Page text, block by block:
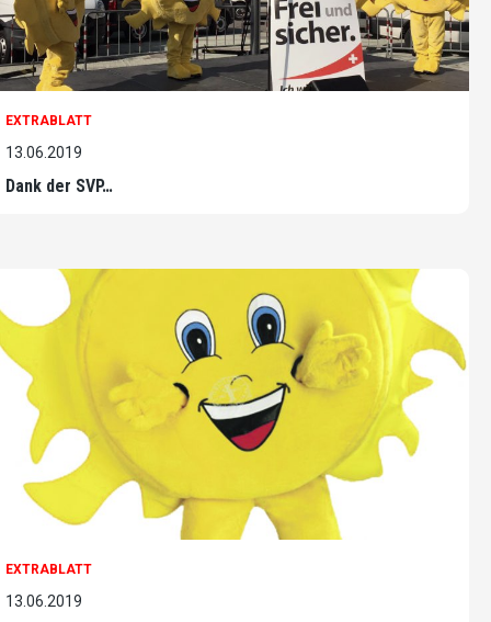
EXTRABLATT
13.06.2019
Dank der SVP…
EXTRABLATT
13.06.2019